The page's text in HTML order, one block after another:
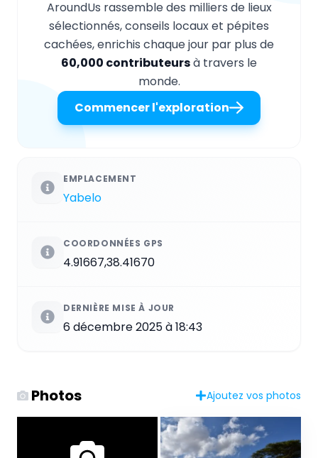
AroundUs rassemble des milliers de lieux
sélectionnés, conseils locaux et pépites
cachées, enrichis chaque jour par plus de
60,000 contributeursà travers le
monde.
Commencer l'exploration
EMPLACEMENT
Yabelo
COORDONNÉES GPS
4.91667,38.41670
DERNIÈRE MISE À JOUR
6 décembre 2025 à 18:43
Photos Ajoutez vos photos